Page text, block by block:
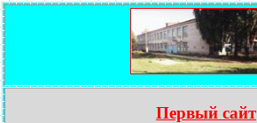
Первый сайт